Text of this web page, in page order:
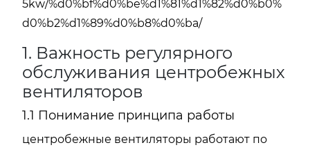
5kw/%d0%bf%d0%be%d1%81%d1%82%d0%b0%
d0%b2%d1%89%d0%b8%d0%ba/
1. Важность регулярного
обслуживания центробежных
вентиляторов
1.1 Понимание принципа работы
центробежные вентиляторы работают по